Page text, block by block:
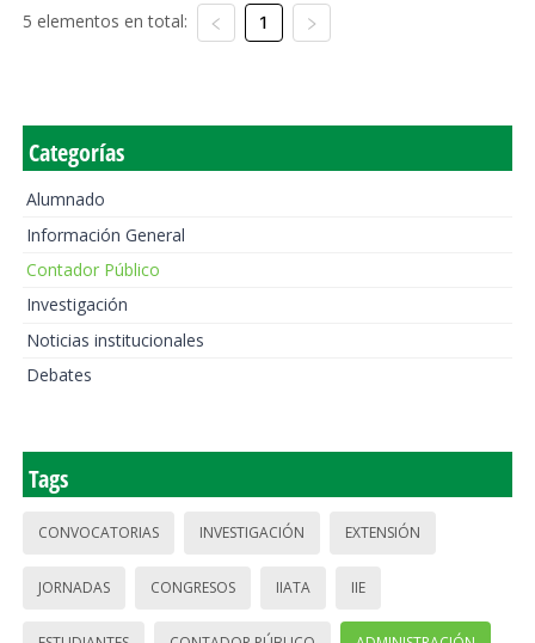
5 elementos en total: 1
Categorías
Alumnado
Información General
Contador Público
Investigación
Noticias institucionales
Debates
Tags
CONVOCATORIAS INVESTIGACIÓN EXTENSIÓN
JORNADAS CONGRESOS IIATA IIE